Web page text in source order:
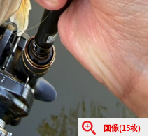
画像(15枚)